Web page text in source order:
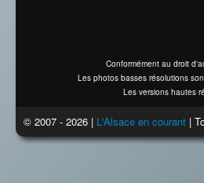
Conformément au droit
Les photos basses résolutions
Les versions hautes
© 2007 - 2026 | L'Alsace en courant |